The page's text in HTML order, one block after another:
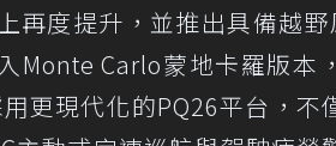
再度提升，並推出具備越
Monte Carlo蒙地卡羅版本
更現代化的PQ26平台，不